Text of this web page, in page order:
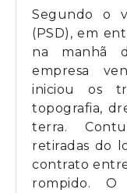
Segundo o
(PSD), em
na manhã
empresa
iniciou os
topografia,
terra.
retiradas do
contrato
rompido.